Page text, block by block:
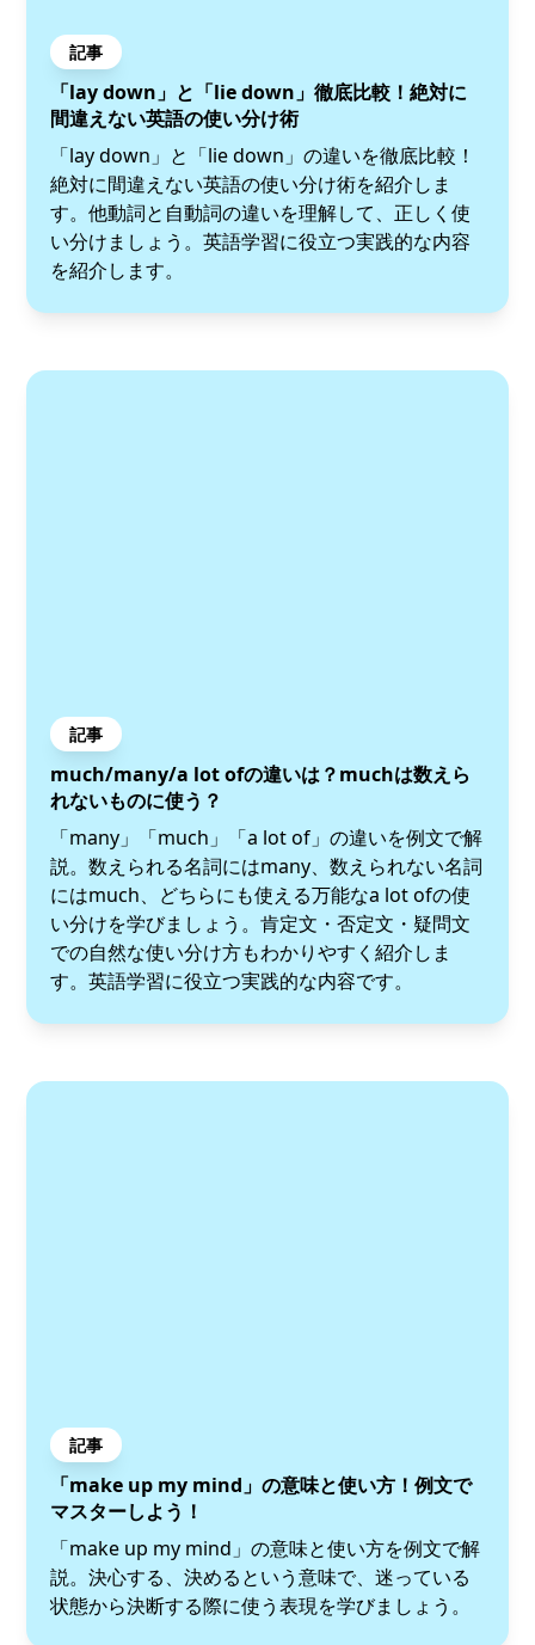
記事
「lay down」と「lie down」徹底比較！絶対に
間違えない英語の使い分け術
「lay down」と「lie down」の違いを徹底比較！
絶対に間違えない英語の使い分け術を紹介しま
す。他動詞と自動詞の違いを理解して、正しく使
い分けましょう。英語学習に役立つ実践的な内容
を紹介します。
記事
much/many/a lot ofの違いは？muchは数えら
れないものに使う？
「many」「much」「a lot of」の違いを例文で解
説。数えられる名詞にはmany、数えられない名詞
にはmuch、どちらにも使える万能なa lot ofの使
い分けを学びましょう。肯定文・否定文・疑問文
での自然な使い分け方もわかりやすく紹介しま
す。英語学習に役立つ実践的な内容です。
記事
「make up my mind」の意味と使い方！例文で
マスターしよう！
「make up my mind」の意味と使い方を例文で解
説。決心する、決めるという意味で、迷っている
状態から決断する際に使う表現を学びましょう。